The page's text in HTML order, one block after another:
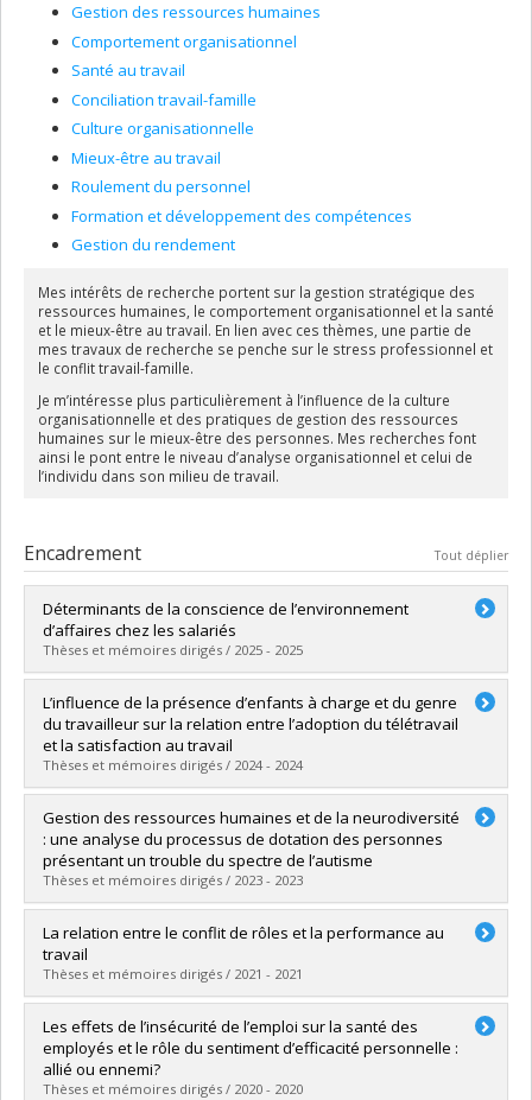
Gestion des ressources humaines
Comportement organisationnel
Santé au travail
Conciliation travail-famille
Culture organisationnelle
Mieux-être au travail
Roulement du personnel
Formation et développement des compétences
Gestion du rendement
Mes intérêts de recherche portent sur la gestion stratégique des
ressources humaines, le comportement organisationnel et la santé
et le mieux-être au travail. En lien avec ces thèmes, une partie de
mes travaux de recherche se penche sur le stress professionnel et
le conflit travail-famille.
Je m’intéresse plus particulièrement à l’influence de la culture
organisationnelle et des pratiques de gestion des ressources
humaines sur le mieux-être des personnes. Mes recherches font
ainsi le pont entre le niveau d’analyse organisationnel et celui de
l’individu dans son milieu de travail.
Encadrement Tout déplier
Déterminants de la conscience de l’environnement
d’affaires chez les salariés
Thèses et mémoires dirigés / 2025 - 2025
Diplômé(e) :Bouery, Sarah
Cycle :Maîtrise
Diplôme obtenu :M. Sc.
Lien vers le document dans Papyrus
L’influence de la présence d’enfants à charge et du genre
du travailleur sur la relation entre l’adoption du télétravail
et la satisfaction au travail
Thèses et mémoires dirigés / 2024 - 2024
Diplômé(e) :Kacou, Jonathan
Cycle :Maîtrise
Diplôme obtenu :M. Sc.
Lien vers le document dans Papyrus
Gestion des ressources humaines et de la neurodiversité
: une analyse du processus de dotation des personnes
présentant un trouble du spectre de l’autisme
Thèses et mémoires dirigés / 2023 - 2023
Diplômé(e) :Poupaert, Alizée
Cycle :
Diplôme obtenu :M. Sc.
Lien vers le document dans Papyrus
La relation entre le conflit de rôles et la performance au
travail
Thèses et mémoires dirigés / 2021 - 2021
Diplômé(e) : Fares, Joseph
Cycle :Maîtrise
Diplôme obtenu :
Lien vers le document dans Papyrus
Les effets de l’insécurité de l’emploi sur la santé des
employés et le rôle du sentiment d’efficacité personnelle :
allié ou ennemi?
Thèses et mémoires dirigés / 2020 - 2020